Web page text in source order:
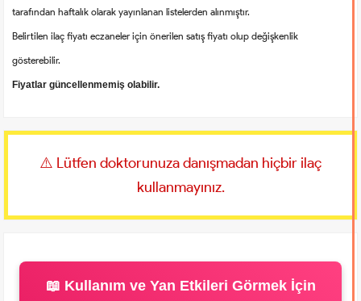
tarafından haftalık olarak yayınlanan listelerden alınmıştır.
Belirtilen ilaç fiyatı eczaneler için önerilen satış fiyatı olup değişkenlik
gösterebilir.
Fiyatlar güncellenmemiş olabilir.
⚠️ Lütfen doktorunuza danışmadan hiçbir ilaç
kullanmayınız.
📖 Kullanım ve Yan Etkileri Görmek İçin